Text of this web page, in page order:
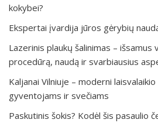
kokybei?
Ekspertai įvardija jūros gėrybių
Lazerinis plaukų šalinimas – išsamus
procedūrą, naudą ir svarbiausius
Kaljanai Vilniuje – moderni
gyventojams ir svečiams
Paskutinis šokis? Kodėl šis pasaulio